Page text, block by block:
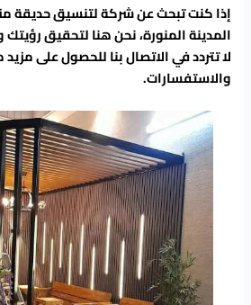
إذا كنت تبحث عن شركة لتنسيق حديقة
المدينة المنورة، نحن هنا لتحقيق رؤيتك
لا تتردد في الاتصال بنا للحصول على
والاستفسارات.